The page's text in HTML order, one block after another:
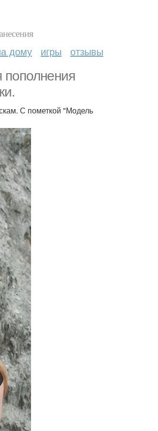
дому игры отзывы
пополнения
С пометкой "Модель